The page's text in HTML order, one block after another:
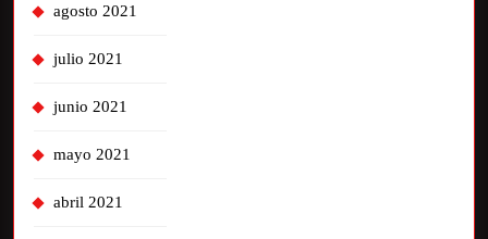
agosto 2021
julio 2021
junio 2021
mayo 2021
abril 2021